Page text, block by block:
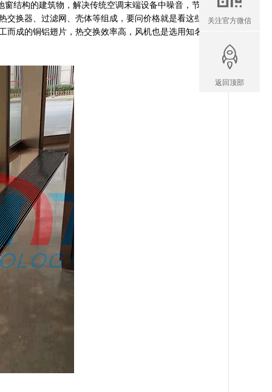
结构的建筑物，解决传统空调末端设备中噪音，节
换器、过滤网、壳体等组成，要问价格就是看这些
成的铜铝翅片，热交换效率高，风机也是选用知名
关注官方微信
返回顶部